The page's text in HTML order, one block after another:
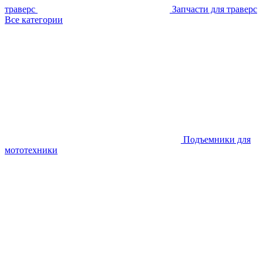
траверс
Запчасти для траверс
Все категории
Подъемники для
мототехники